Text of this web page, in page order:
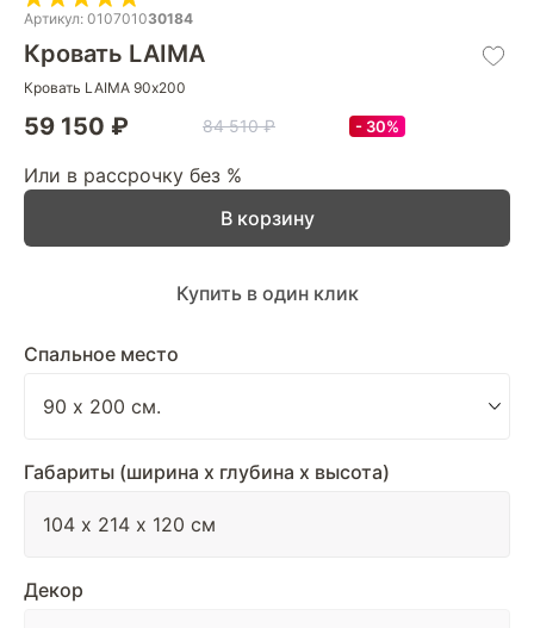
Артикул: 010701030184
Кровать LAIMA
Кровать LAIMA 90х200
59 150 ₽ 84 510 ₽ 30%
Или в рассрочку без %
Спальное место
Габариты (ширина х глубина х высота)
Декор
В корзину
Купить в один клик